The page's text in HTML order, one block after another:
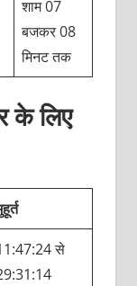
शाम 07
बजकर 08
मिनट तक
के लिए
से